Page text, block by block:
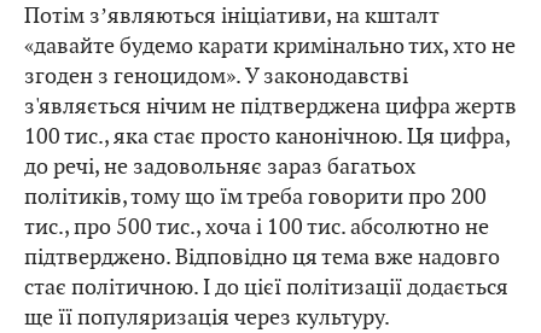
Потім зʼявляються ініціативи, на кшталт
«давайте будемо карати кримінально тих, хто не
згоден з геноцидом». У законодавстві
з'являється нічим не підтверджена цифра жертв
100 тис., яка стає просто канонічною. Ця цифра,
до речі, не задовольняє зараз багатьох
політиків, тому що їм треба говорити про 200
тис., про 500 тис., хоча і 100 тис. абсолютно не
підтверджено. Відповідно ця тема вже надовго
стає політичною. І до цієї політизації додається
ще її популяризація через культуру.